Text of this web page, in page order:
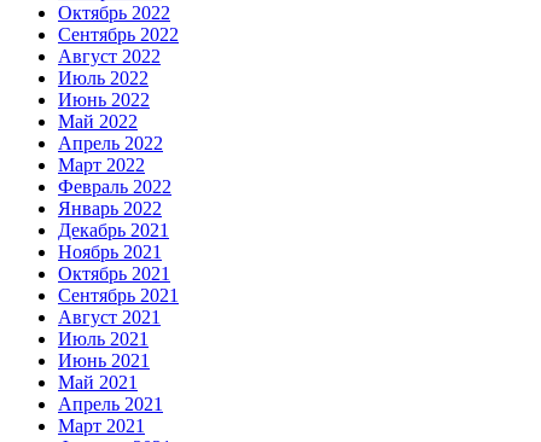
Октябрь 2022
Сентябрь 2022
Август 2022
Июль 2022
Июнь 2022
Май 2022
Апрель 2022
Март 2022
Февраль 2022
Январь 2022
Декабрь 2021
Ноябрь 2021
Октябрь 2021
Сентябрь 2021
Август 2021
Июль 2021
Июнь 2021
Май 2021
Апрель 2021
Март 2021